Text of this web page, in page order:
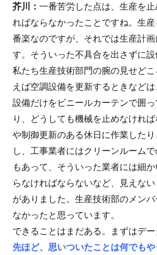
芥川： 一番苦労した点は、生産を
ればならなかったことですね。生
番楽なのですが、それでは生産計
す。そういった不具合を出さずに設
私たち生産技術部門の腕の見せど
えば空調設備を更新するときなど
設備だけをビニールカーテンで囲
り、どうしても機械を止めなけれ
や制御更新のある休日に作業した
し、工事業者にはクリーンルーム
もあって、そういった業者には細
らなければならないなど、見えな
がありました。生産技術部のメン
なかったと思っています。
できることはまだある。まずはデ
先ほど、思いついたことは何でも